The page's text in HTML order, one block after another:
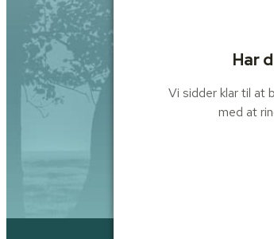
Har
Vi sidder klar til at
med at